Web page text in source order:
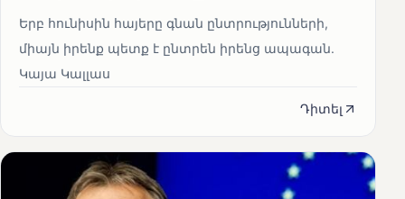
Երբ հունիսին հայերը գնան ընտրությունների,
միայն իրենք պետք է ընտրեն իրենց ապագան.
Կայա Կալլաս
Դիտել